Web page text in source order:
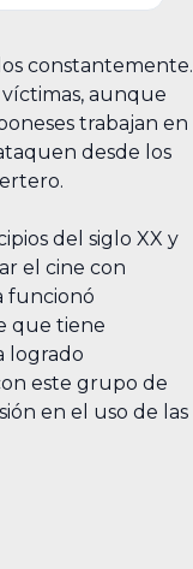
constantemente.
aunque
trabajan en
desde los
del siglo XX y
el cine con
funcionó
que tiene
logrado
este grupo de
en el uso de las